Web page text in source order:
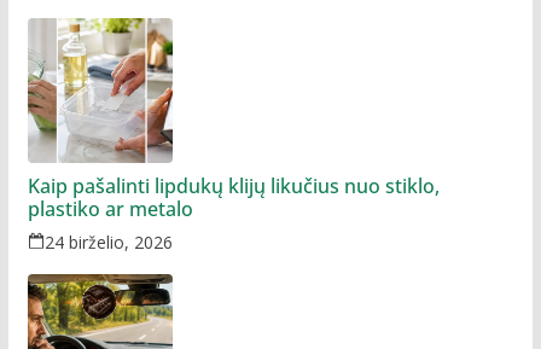
Kaip pašalinti lipdukų klijų likučius nuo stiklo,
plastiko ar metalo
24 birželio, 2026